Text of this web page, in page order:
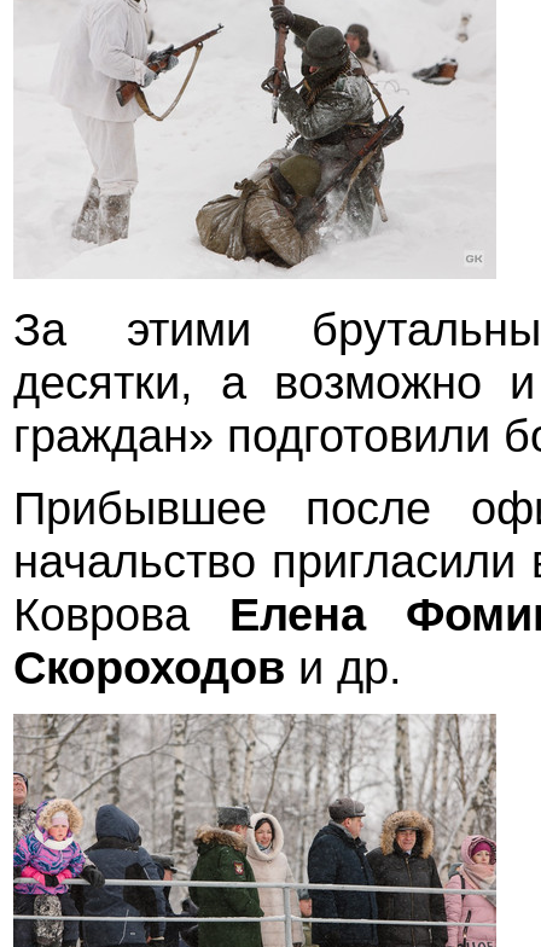
За этими
десятки, а возможно
граждан» подготовили
Прибывшее после
начальство
Коврова Елена
Скороходов и др.